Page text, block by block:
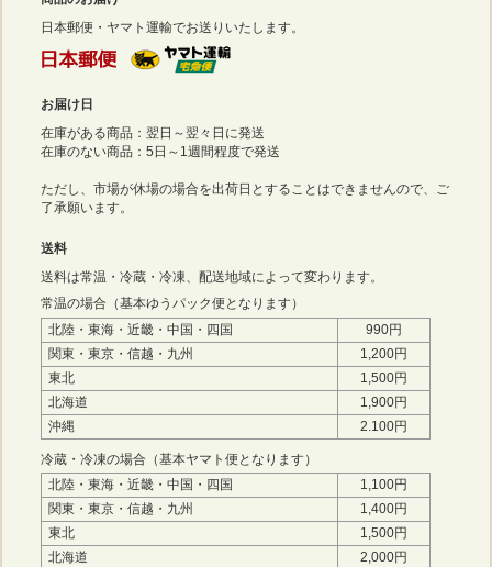
日本郵便・ヤマト運輸でお送りいたします。
お届け日
在庫がある商品：翌日～翌々日に発送
在庫のない商品：5日～1週間程度で発送
ただし、市場が休場の場合を出荷日とすることはできませんので、ご
了承願います。
送料
送料は常温・冷蔵・冷凍、配送地域によって変わります。
常温の場合（基本ゆうパック便となります）
北陸・東海・近畿・中国・四国
990円
関東・東京・信越・九州
1,200円
東北
1,500円
北海道
1,900円
沖縄
2.100円
冷蔵・冷凍の場合（基本ヤマト便となります）
北陸・東海・近畿・中国・四国
1,100円
関東・東京・信越・九州
1,400円
東北
1,500円
北海道
2,000円